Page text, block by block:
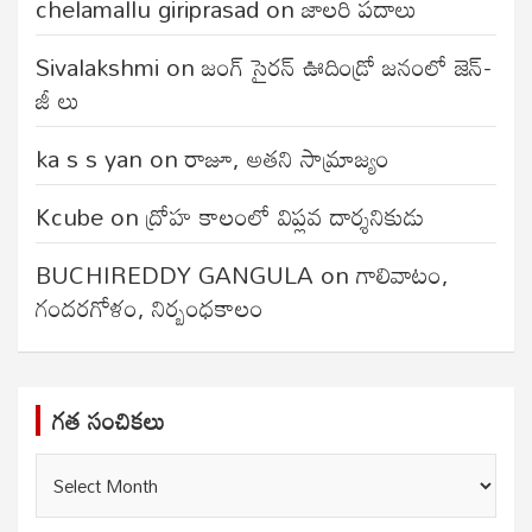
Sivalakshmi onజంగ్‌ సైరన్‌ ఊదిండ్రో జనంలో జెన్-
జీ లు
ka s s yan onరాజూ, అతని సామ్రాజ్యం
Kcubeonద్రోహ కాలంలో విప్లవ దార్శనికుడు
BUCHIREDDY GANGULA onగాలివాటం,
గందరగోళం, నిర్బంధకాలం
గత సంచికలు
గత
సంచికలు